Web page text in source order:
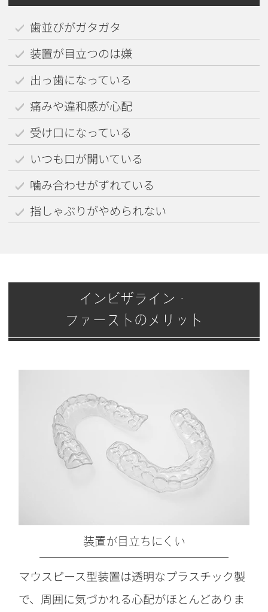
歯並びがガタガタ
装置が目立つのは嫌
出っ歯になっている
痛みや違和感が心配
受け口になっている
いつも口が開いている
噛み合わせがずれている
指しゃぶりがやめられない
インビザライン・
ファーストのメリット
装置が目立ちにくい
マウスピース型装置は透明なプラスチック製
で、周囲に気づかれる心配がほとんどありま